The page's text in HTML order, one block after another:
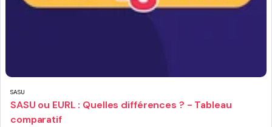
SASU
SASU ou EURL : Quelles différences ? - Tableau
comparatif